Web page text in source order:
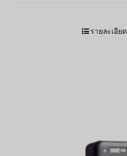
รายละเอียด